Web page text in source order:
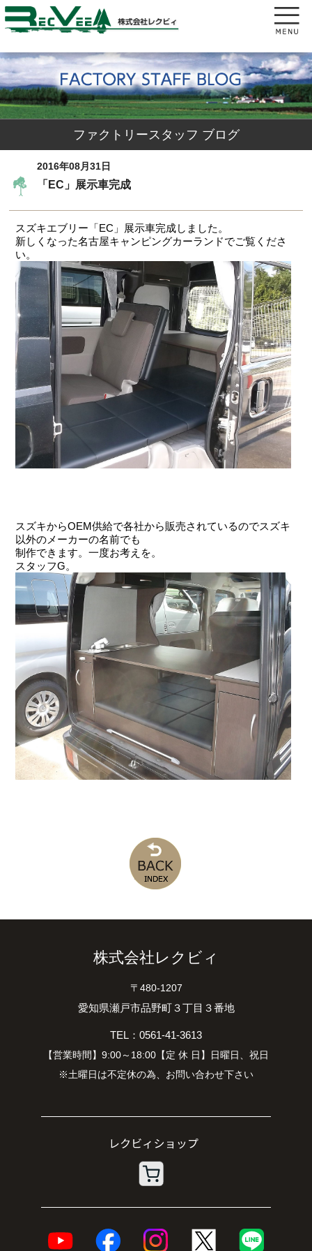
ファクトリースタッフ ブログ
2016年08月31日
「EC」展示車完成
スズキエブリー「EC」展示車完成しました。
新しくなった名古屋キャンピングカーランドでご覧くださ
い。
スズキからOEM供給で各社から販売されているのでスズキ
以外のメーカーの名前でも
制作できます。一度お考えを。
スタッフG。
株式会社レクビィ
〒480-1207
愛知県瀬戸市品野町３丁目３番地
TEL：0561-41-3613
【営業時間】9:00～18:00【定 休 日】日曜日、祝日
※土曜日は不定休の為、お問い合わせ下さい